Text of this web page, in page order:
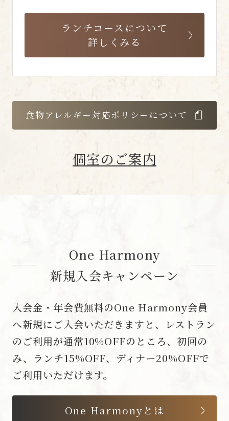
ランチコースについて
詳しくみる
食物アレルギー対応ポリシーについて
個室のご案内
One Harmony
新規入会キャンペーン
入会金・年会費無料のOne Harmony会員
へ新規にご入会いただきますと、レストラン
のご利用が通常10%OFFのところ、初回の
み、ランチ15%OFF、ディナー20%OFFで
ご利用いただけます。
One Harmonyとは